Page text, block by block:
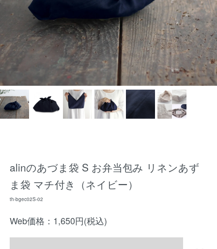
alinのあづま袋 S お弁当包み リネンあず
ま袋 マチ付き（ネイビー）
th-bgec02S-02
Web価格：1,650円(税込)